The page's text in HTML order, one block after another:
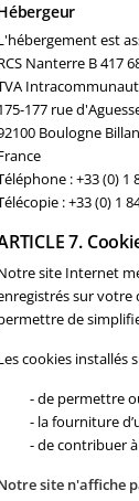
est
Nanterre B 417
177 rue
Boulogne
: +33 (0) 1
: +33 (0) 1
7.
site Internet
sur votre
de
cookies installés
- de permettre
- la fourniture
- de contribuer
site n'affiche